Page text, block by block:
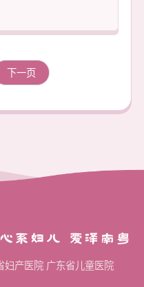
下一页
心系妇儿 爱泽南粤
妇产医院 广东省儿童医院